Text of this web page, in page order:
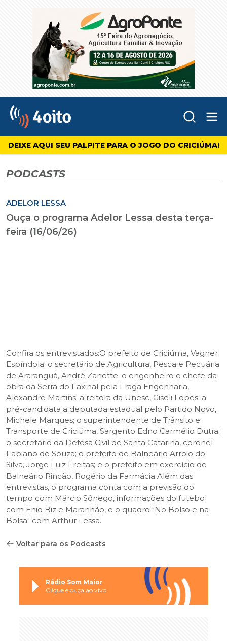
4oito
DEIXE AQUI SEU PALPITE PARA O JOGO DO CRICIÚMA!
PODCASTS
ADELOR LESSA
Ouça o programa Adelor Lessa desta terça-
feira (16/06/26)
Confira os entrevistados:O prefeito de Criciúma, Vagner
Espíndola; o secretário de Agricultura, Pesca e Pecuária
de Araranguá, André Zanette; o engenheiro e chefe da
obra da Serra do Faxinal pela Fraga Engenharia,
Alexandre Martins; a reitora da Unesc, Giseli Lopes; a
pré-candidata a deputada estadual pelo Partido Novo,
Michele Marques; o superintendente de Trânsito e
Transporte de Criciúma, Sargento Edno Carmélio Dutra;
o secretário da Defesa Civil de Santa Catarina, coronel
Fabiano de Souza; o prefeito de Balneário Arroio do
Silva, Jorge Luiz Freitas; e o prefeito em exercício de
Balneário Rincão, Rogério da Farmácia.Além das
entrevistas, o programa conta com a previsão do
tempo com Márcio Sônego, informações do futebol
com Enio Biz e Maranhão, e o quadro "No Bolso e na
Bolsa" com Arthur Lessa.
Voltar para os Podcasts
Rádio Som Maior
Clique e ouça ao vivo